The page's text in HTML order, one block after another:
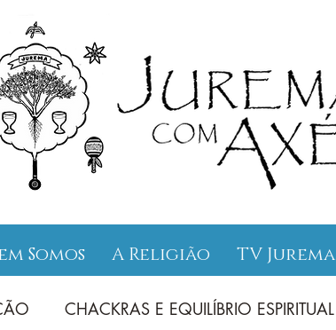
Somos A Religião TV Jurema
CHACKRAS E EQUILÍBRIO ESPIRITUAL